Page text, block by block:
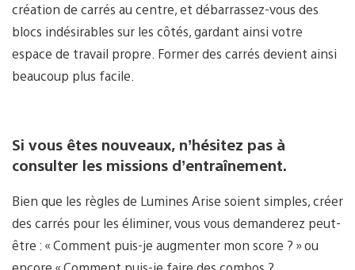
création de carrés au centre, et débarrassez-vous des
blocs indésirables sur les côtés, gardant ainsi votre
espace de travail propre. Former des carrés devient ainsi
beaucoup plus facile.
Si vous êtes nouveaux, n’hésitez pas à
consulter les missions d’entraînement.
Bien que les règles de Lumines Arise soient simples, créer
des carrés pour les éliminer, vous vous demanderez peut-
être : « Comment puis-je augmenter mon score ? » ou